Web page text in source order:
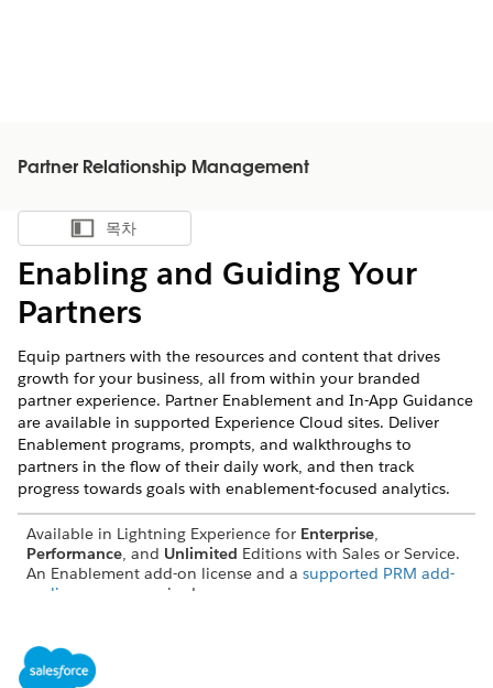
Partner Relationship Management
목차 표시
목차
Enabling and Guiding Your
Partners
Equip partners with the resources and content that drives
growth for your business, all from within your branded
partner experience. Partner Enablement and In-App Guidance
are available in supported Experience Cloud sites. Deliver
Enablement programs, prompts, and walkthroughs to
partners in the flow of their daily work, and then track
progress towards goals with enablement-focused analytics.
Available in Lightning Experience for Enterprise,
Performance, and Unlimited Editions with Sales or Service.
An Enablement add-on license and a supported PRM add-
on license
are required.